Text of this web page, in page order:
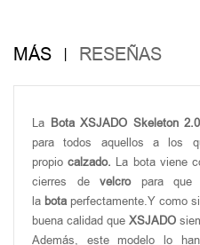
MÁS RESEÑAS
La Bota XSJADO Skeleton
para todos aquellos a los
propiocalzado. La bota viene
cierres develcropara que
la bota perfectamente.Y como
buena calidad que XSJADO
Además, este modelo lo